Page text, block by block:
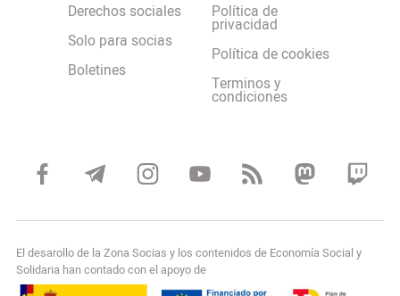
Derechos sociales
Solo para socias
Boletines
Política de
privacidad
Política de cookies
Terminos y
condiciones
El desarollo de la Zona Socias y los contenidos de Economía Social y
Solidaria han contado con el apoyo de